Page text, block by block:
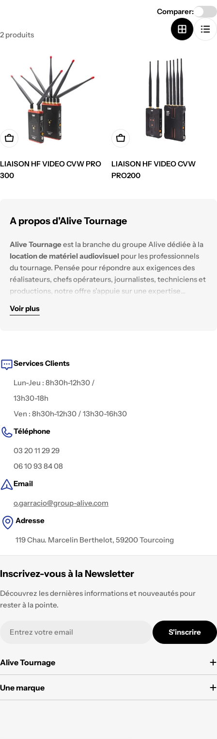
2 produits
Comparer:
Ajouter à votre demande de devis
LIAISON HF VIDEO CVW PRO
300
Ajouter à votre demande de
LIAISON HF VIDEO CVW
PRO200
A propos d'Alive Tournage
Alive Tournageest la branche du groupe Alive dédiée à la
location de matériel audiovisuel pour les professionnels
du tournage. Pensée pour répondre aux exigences des
réalisateurs, chefs opérateurs, journalistes, techniciens et
productions, notre offre s’appuie sur une expertise
renouvelé.
Nous mettons à disposition des équipements
clip, ou contenu digital.
Voir plus
Services Clients
Lun-Jeu : 8h30h-12h30 /
13h30-18h
Ven : 8h30h-12h30 / 13h30-16h30
Téléphone
03 20 11 29 29
06 10 93 84 08
Email
o.garracio@group-alive.com
Adresse
119 Chau. Marcelin Berthelot, 59200 Tourcoing
Inscrivez-vous à la Newsletter
Découvrez les dernières informations et nouveautés pour
rester à la pointe.
mail
S'inscrire
Alive Tournage
Une marque